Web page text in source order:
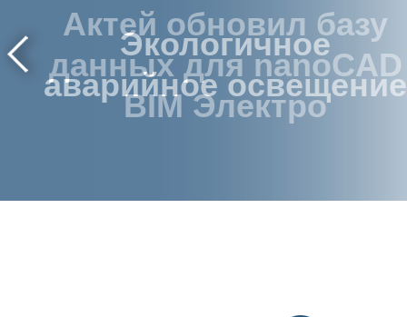
Экологичное
аварийное освещение